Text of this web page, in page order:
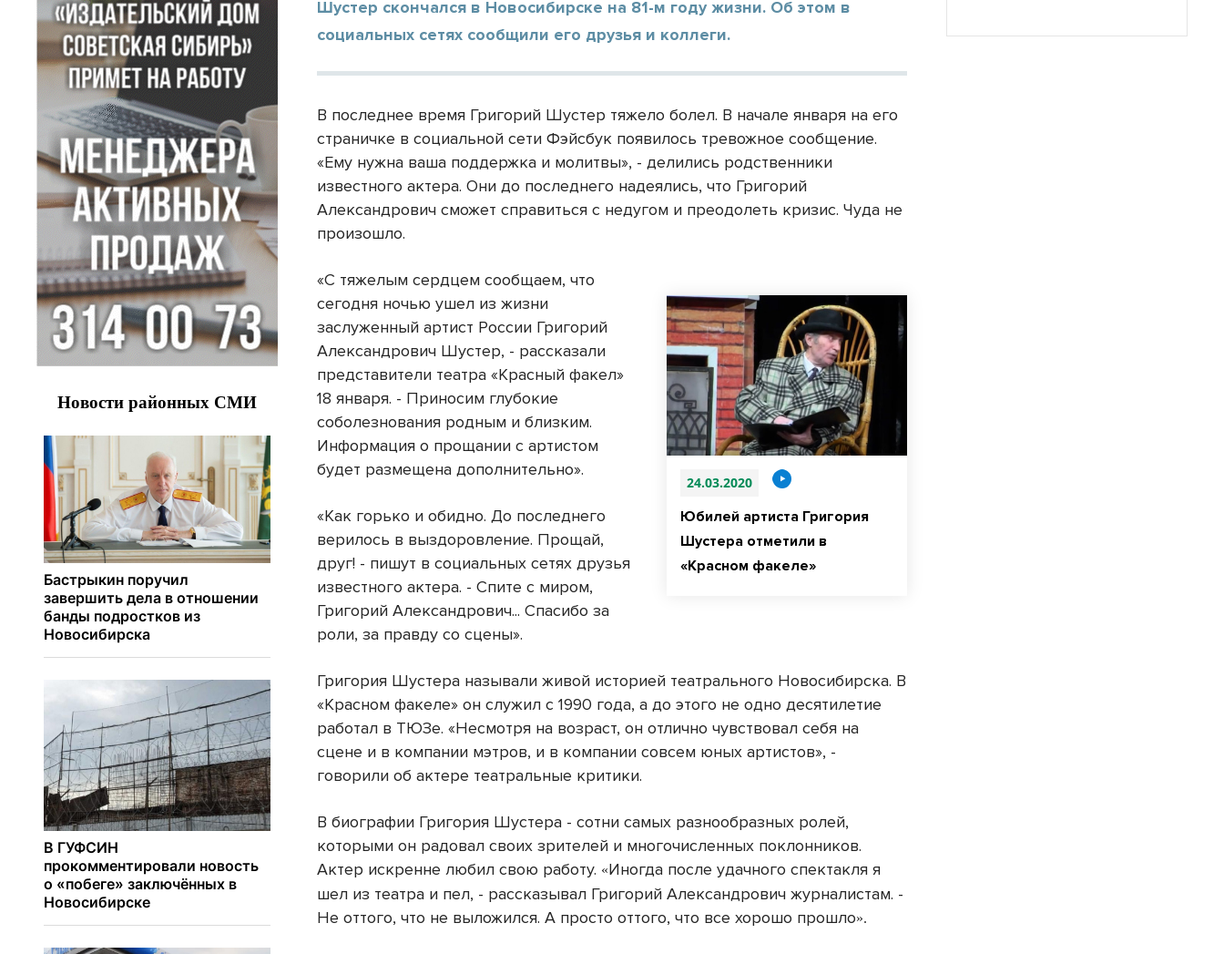
Шустер скончался в Новосибирске на 81-м году жизни. Об этом в
социальных сетях сообщили его друзья и коллеги.
В последнее время Григорий Шустер тяжело болел. В начале января на его
страничке в социальной сети Фэйсбук появилось тревожное сообщение.
«Ему нужна ваша поддержка и молитвы», - делились родственники
известного актера. Они до последнего надеялись, что Григорий
Александрович сможет справиться с недугом и преодолеть кризис. Чуда не
произошло.
24.03.2020
Юбилей артиста Григория
Шустера отметили в
«Красном факеле»
«С тяжелым сердцем сообщаем, что
сегодня ночью ушел из жизни
заслуженный артист России Григорий
Александрович Шустер, - рассказали
представители театра «Красный факел»
18 января. - Приносим глубокие
соболезнования родным и близким.
Информация о прощании с артистом
будет размещена дополнительно».
«Как горько и обидно. До последнего
верилось в выздоровление. Прощай,
друг! - пишут в социальных сетях друзья
известного актера. - Спите с миром,
Григорий Александрович... Спасибо за
роли, за правду со сцены».
Григория Шустера называли живой историей театрального Новосибирска. В
«Красном факеле» он служил с 1990 года, а до этого не одно десятилетие
работал в ТЮЗе. «Несмотря на возраст, он отлично чувствовал себя на
сцене и в компании мэтров, и в компании совсем юных артистов», -
говорили об актере театральные критики.
В биографии Григория Шустера - сотни самых разнообразных ролей,
которыми он радовал своих зрителей и многочисленных поклонников.
Актер искренне любил свою работу. «Иногда после удачного спектакля я
шел из театра и пел, - рассказывал Григорий Александрович журналистам. -
Не оттого, что не выложился. А просто оттого, что все хорошо прошло».